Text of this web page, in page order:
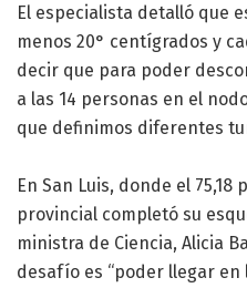
El especialista detalló que
menos 20° centígrados y
decir que para poder
a las 14 personas en el
que definimos diferentes
En San Luis, donde el
provincial completó su
ministra de Ciencia, Alicia
desafío es “poder llegar en